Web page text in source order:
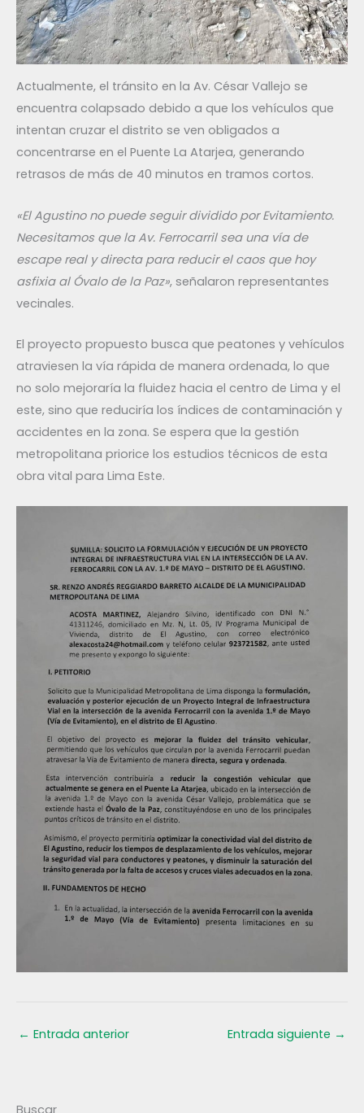
Actualmente, el tránsito en la Av. César Vallejo se
encuentra colapsado debido a que los vehículos que
intentan cruzar el distrito se ven obligados a
concentrarse en el Puente La Atarjea, generando
retrasos de más de 40 minutos en tramos cortos.
«El Agustino no puede seguir dividido por Evitamiento.
Necesitamos que la Av. Ferrocarril sea una vía de
escape real y directa para reducir el caos que hoy
asfixia al Óvalo de la Paz», señalaron representantes
vecinales.
El proyecto propuesto busca que peatones y vehículos
atraviesen la vía rápida de manera ordenada, lo que
no solo mejoraría la fluidez hacia el centro de Lima y el
este, sino que reduciría los índices de contaminación y
accidentes en la zona. Se espera que la gestión
metropolitana priorice los estudios técnicos de esta
obra vital para Lima Este.
← Entrada anterior Entrada siguiente →